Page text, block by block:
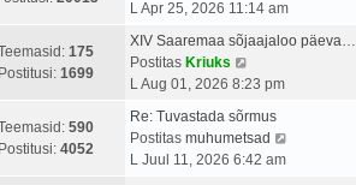
t
t
u
s
t
o
s
t
i
t
u
m
a
s
t
o
s
t
a
t
v
i
i
m
L Apr 25, 2026 11:14 am
175
Postitusi: 1699
XIV Saaremaa sõjaajaloo päeva…
Postitas Kriuks
a
t
a
v
L Aug 01, 2026 8:23 pm
590
Postitusi: 4052
Re: Tuvastada sõrmus
Postitas muhumetsad
L Juul 11, 2026 6:42 am